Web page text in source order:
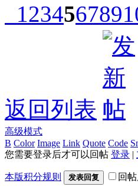
123456789
返回列表
高级模式
B Color Image Link Quote Code
您需要登录后才可以回帖 登录 |
本版积分规则 发表回复 回